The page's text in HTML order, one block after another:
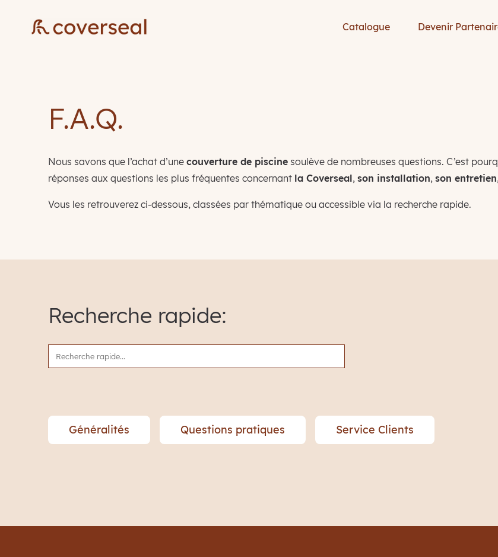
Catalogue Devenir
F.A.Q.
Nous savons que l’achat d’une couverture de piscinesoulève de nombreuses questions. C’est
réponses aux questions les plus fréquentes concernant la Coverseal, son installation, son entretien
Vous les retrouverez ci-dessous, classées par thématique ou accessible via la recherche rapide.
Recherche rapide:
Généralités Questions pratiques Service Clients